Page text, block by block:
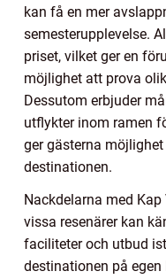
kan få en mer
semesterupplevelse.
priset, vilket ger en
möjlighet att prova
Dessutom erbjuder
utflykter inom ramen
ger gästerna
destinationen.
Nackdelarna med
vissa resenärer kan
faciliteter och utbud
destinationen på